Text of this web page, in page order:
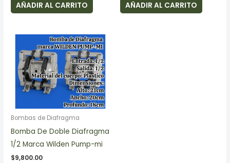
AÑADIR AL CARRITO AÑADIR AL CARRITO
Bombas de Diafragma
Bomba De Doble Diafragma
1/2 Marca Wilden Pump-mi
$9,800.00